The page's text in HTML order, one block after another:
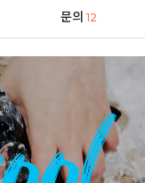
문의 12